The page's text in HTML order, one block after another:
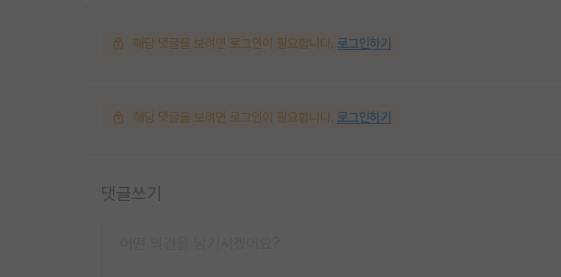
해당 댓글을 보려면 로그인이 필요합니다. 로그인하기
해당 댓글을 보려면 로그인이 필요합니다. 로그인하기
댓글쓰기